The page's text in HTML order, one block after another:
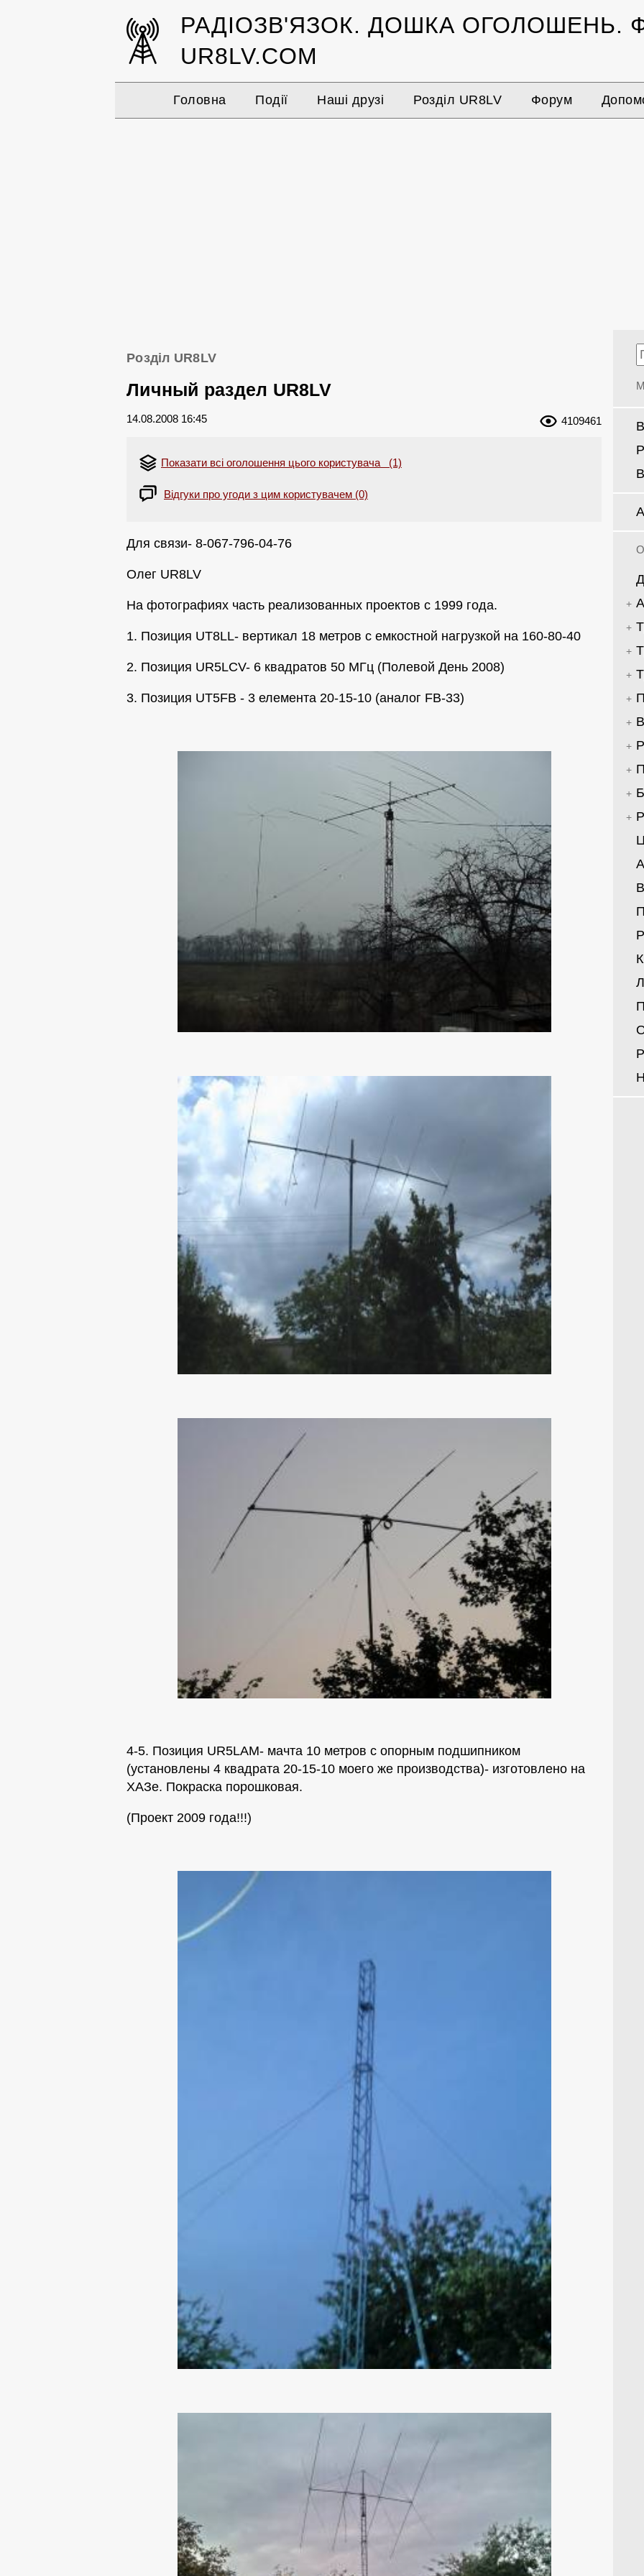
РАДІОЗВ'ЯЗОК. ДОШКА ОГОЛОШЕНЬ.
UR8LV.COM
Головна Події Наші друзі Розділ UR8LV Форум
Розділ UR8LV
Личный раздел UR8LV
14.08.2008 16:45 4109461
Показати всі оголошення цього користувача (1)
Відгуки про угоди з цим користувачем (0)
Для связи- 8-067-796-04-76
Олег UR8LV
На фотографиях часть реализованных проектов с 1999 года.
1. Позиция UT8LL- вертикал 18 метров с емкостной нагрузкой на 160-80-40
2. Позиция UR5LCV- 6 квадратов 50 МГц (Полевой День 2008)
3. Позиция UT5FB - 3 елемента 20-15-10 (аналог FB-33)
4-5. Позиция UR5LAM- мачта 10 метров с опорным подшипником
(установлены 4 квадрата 20-15-10 моего же производства)- изготовлено на
ХАЗе. Покраска порошковая.
(Проект 2009 года!!!)